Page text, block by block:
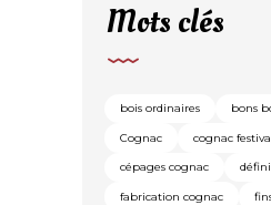
Mots clés
bois ordinaires bons
Cognac cognac
cépages cognac
fabrication cognac